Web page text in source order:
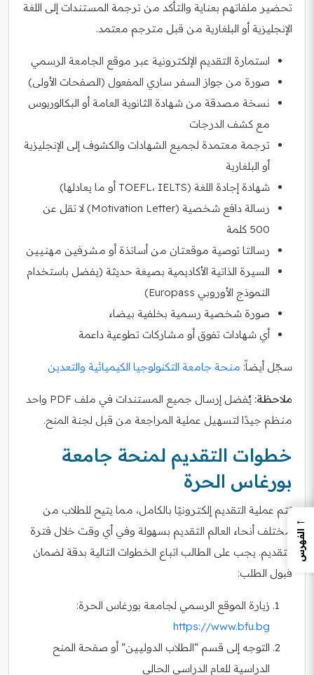
تحضير ملفاتهم بعناية والتأكد من ترجمة المستندات إلى اللغة
الإنجليزية أو البلغارية من قبل مترجم معتمد.
استمارة التقديم الإلكترونية عبر موقع الجامعة الرسمي
صورة من جواز السفر ساري المفعول (الصفحات الأولى)
نسخة مصدقة من شهادة الثانوية العامة أو البكالوريوس
مع كشف الدرجات
ترجمة معتمدة لجميع الشهادات والكشوف إلى الإنجليزية
أو البلغارية
شهادة إجادة اللغة (TOEFL، IELTS أو ما يعادلها)
رسالة دافع شخصية (Motivation Letter) لا تقل عن
500 كلمة
رسالتا توصية موقعتان من أساتذة أو مشرفين مهنيين
السيرة الذاتية الأكاديمية بصيغة حديثة (يفضل باستخدام
النموذج الأوروبي Europass)
صورة شخصية رسمية بخلفية بيضاء
أي شهادات تفوق أو مشاركات تطوعية داعمة
سجّل أيضاً: منحة جامعة التكنولوجيا الكيميائية والتعدين
ملاحظة:
يُفضل إرسال جميع المستندات في ملف PDF واحد
منظم جيدًا لتسهيل عملية المراجعة من قبل لجنة المنح.
خطوات التقديم لمنحة جامعة
بورغاس الحرة
تتم عملية التقديم إلكترونيًا بالكامل، مما يتيح للطلاب من
مختلف أنحاء العالم التقديم بسهولة وفي أي وقت خلال فترة
التقديم. يجب على الطالب اتباع الخطوات التالية بدقة لضمان
قبول الطلب:
زيارة الموقع الرسمي لجامعة بورغاس الحرة:
https://www.bfu.bg
التوجه إلى قسم “الطلاب الدوليين” أو صفحة المنح
الدراسية للعام الدراسي الحالي
←
الفهرس